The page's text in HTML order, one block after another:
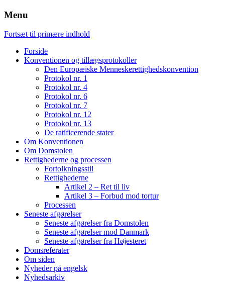
Menu
Fortsæt til primære indhold
Forside
Konventionen og tillægsprotokoller
Den Europæiske Menneskerettighedskonvention
Protokol nr. 1
Protokol nr. 4
Protokol nr. 6
Protokol nr. 7
Protokol nr. 12
Protokol nr. 13
De ratificerende stater
Om Konventionen
Om Domstolen
Rettighederne og processen
Fortolkningsstil
Rettighederne
Artikel 2 – Ret til liv
Artikel 3 – Forbud mod tortur
Processen
Seneste afgørelser
Seneste afgørelser fra Domstolen
Seneste afgørelser mod Danmark
Seneste afgørelser fra Højesteret
Domsreferater
Om siden
Nyheder på engelsk
Nyhedsarkiv